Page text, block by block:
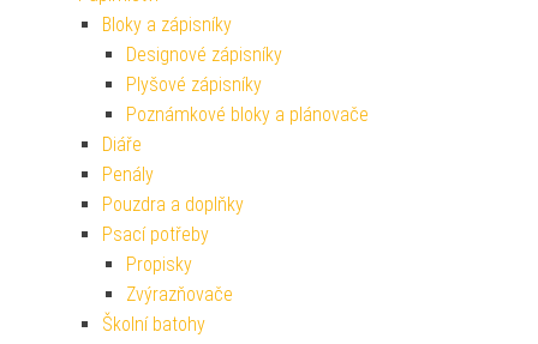
Bloky a zápisníky
Designové zápisníky
Plyšové zápisníky
Poznámkové bloky a plánovače
Diáře
Penály
Pouzdra a doplňky
Psací potřeby
Propisky
Zvýrazňovače
Školní batohy